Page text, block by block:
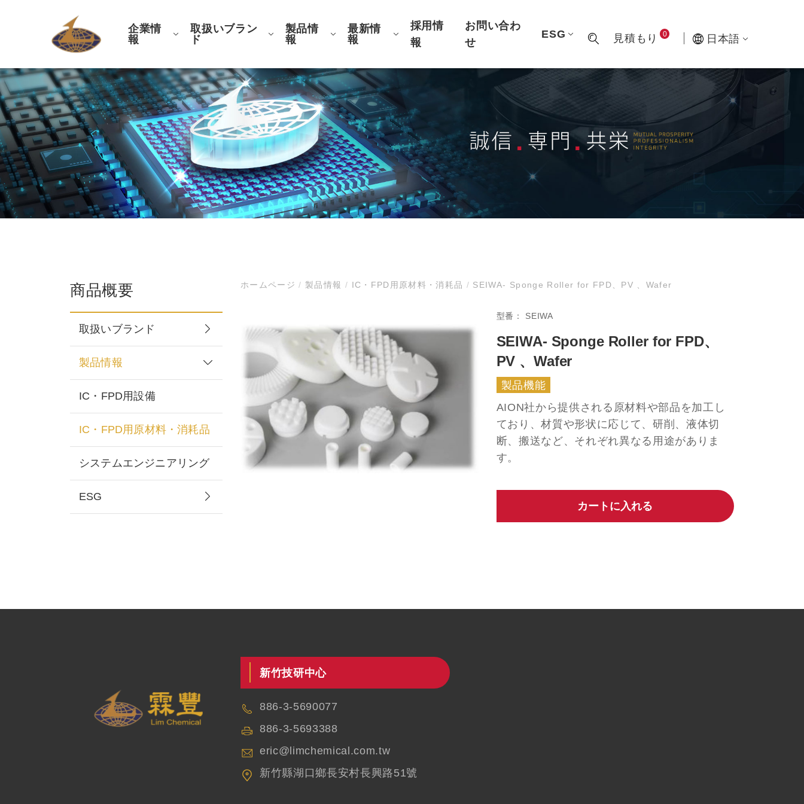
企業情
報
取扱いブラン
ド
製品情
報
最新情
報
採用情
報
お問い合わ
せ
ESG 見積もり 0 日本語
商品概要
取扱いブランド
製品情報
IC・FPD用設備
IC・FPD用原材料・消耗品
システムエンジニアリング
ESG
ホームページ/ 製品情報 / IC・FPD用原材料・消耗品 / SEIWA- Sponge Roller for FPD、PV 、Wafer
型番： SEIWA
SEIWA- Sponge Roller for FPD、
PV 、Wafer
製品機能
AION社から提供される原材料や部品を加工し
ており、材質や形状に応じて、研削、液体切
断、搬送など、それぞれ異なる用途がありま
す。
カートに入れる
新竹技研中心
886-3-5690077
886-3-5693388
eric@limchemical.com.tw
新竹縣湖口鄉長安村長興路51號